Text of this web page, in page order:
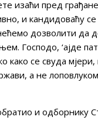
изаћи пред
и кандидоваћу
дозволити да
Господо, ‘ајде
како се свуда
а не
и одборнику